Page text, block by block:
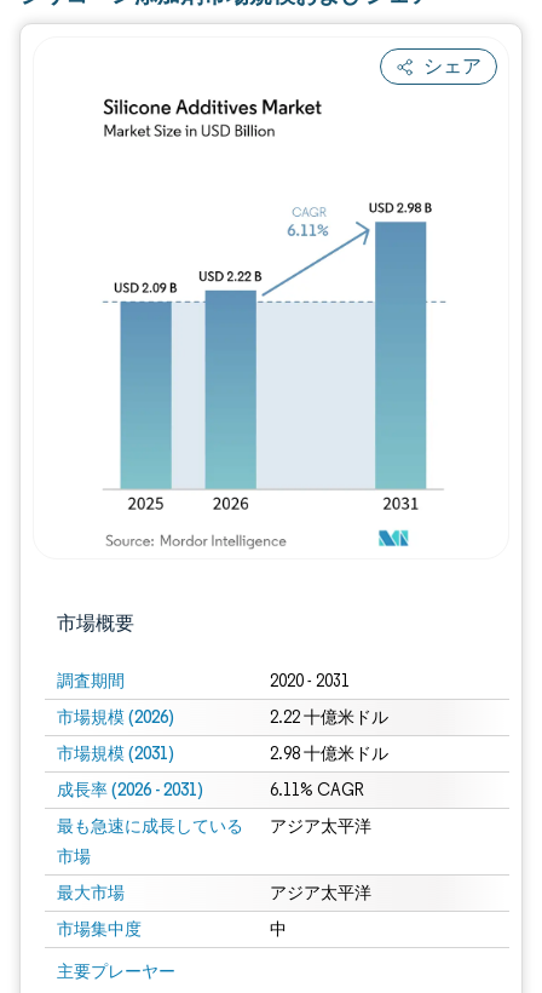
シェア
市場概要
調査期間 2020 - 2031
市場規模 (2026) 2.22 十億米ドル
市場規模 (2031) 2.98 十億米ドル
成長率 (2026 - 2031) 6.11% CAGR
最も急速に成長している
市場
アジア太平洋
最大市場 アジア太平洋
市場集中度 中
主要プレーヤー
画像 © Mordor Intelligence。再利用にはCC BY 4.0の表示が必要です。